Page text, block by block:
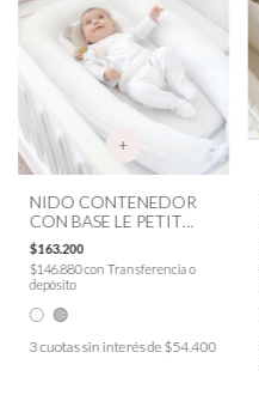
+
NIDO CONTENEDOR
CON BASE LE PETIT
LAPIN
$163.200
$146.880con Transferencia o
depósito
3cuotas sin interés de $54.400